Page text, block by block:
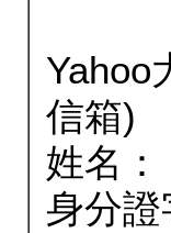
Yahoo
信箱)
姓名：
身分證